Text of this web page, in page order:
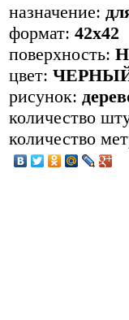
назначение:
формат: 42х42
поверхность:
цвет:
рисунок:
количество
количество